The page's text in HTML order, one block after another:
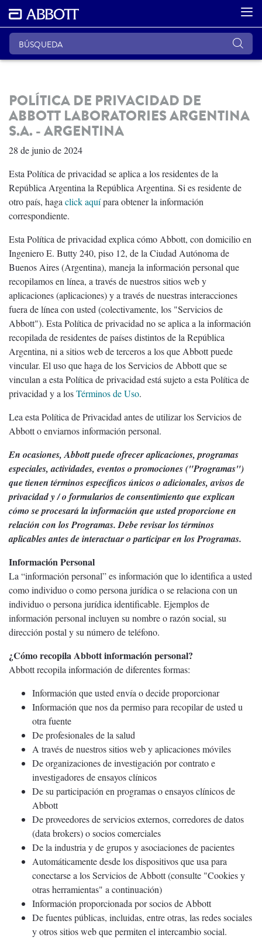
POLÍTICA DE PRIVACIDAD DE
ABBOTT LABORATORIES ARGENTINA
S.A. - ARGENTINA
28 de junio de 2024
Esta Política de privacidad se aplica a los residentes de la
República Argentina la República Argentina. Si es residente de
otro país, haga click aquípara obtener la información
correspondiente.
Esta Política de privacidad explica cómo Abbott, con domicilio en
Ingeniero E. Butty 240, piso 12, de la Ciudad Autónoma de
Buenos Aires (Argentina), maneja la información personal que
recopilamos en línea, a través de nuestros sitios web y
aplicaciones (aplicaciones) y a través de nuestras interacciones
fuera de línea con usted (colectivamente, los "Servicios de
Abbott"). Esta Política de privacidad no se aplica a la información
recopilada de residentes de países distintos de la República
Argentina, ni a sitios web de terceros a los que Abbott puede
vincular. El uso que haga de los Servicios de Abbott que se
vinculan a esta Política de privacidad está sujeto a esta Política de
privacidad y a losTérminos de Uso.
Lea esta Política de Privacidad antes de utilizar los Servicios de
Abbott o enviarnos información personal.
En ocasiones, Abbott puede ofrecer aplicaciones, programas
especiales, actividades, eventos o promociones ("Programas")
que tienen términos específicos únicos o adicionales, avisos de
privacidad y / o formularios de consentimiento que explican
cómo se procesará la información que usted proporcione en
relación con los Programas. Debe revisar los términos
aplicables antes de interactuar o participar en los Programas.
Información Personal
La “información personal” es información que lo identifica a usted
como individuo o como persona jurídica o se relaciona con un
individuo o persona jurídica identificable. Ejemplos de
información personal incluyen su nombre o razón social, su
dirección postal y su número de teléfono.
¿Cómo recopila Abbott información personal?
Abbott recopila información de diferentes formas:
Información que usted envía o decide proporcionar
Información que nos da permiso para recopilar de usted u
otra fuente
De profesionales de la salud
A través de nuestros sitios web y aplicaciones móviles
De organizaciones de investigación por contrato e
investigadores de ensayos clínicos
De su participación en programas o ensayos clínicos de
Abbott
De proveedores de servicios externos, corredores de datos
(data brokers) o socios comerciales
De la industria y de grupos y asociaciones de pacientes
Automáticamente desde los dispositivos que usa para
conectarse a los Servicios de Abbott (consulte "Cookies y
otras herramientas" a continuación)
Información proporcionada por socios de Abbott
De fuentes públicas, incluidas, entre otras, las redes sociales
y otros sitios web que permiten el intercambio social.